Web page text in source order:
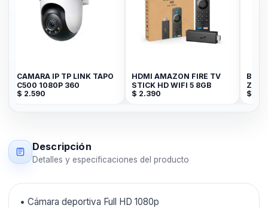
CAMARA IP TP LINK TAPO
C500 1080P 360
$ 2.590
HDMI AMAZON FIRE TV
STICK HD WIFI 5 8GB
$ 2.390 $
Descripción
Detalles y especificaciones del producto
• Cámara deportiva Full HD 1080p